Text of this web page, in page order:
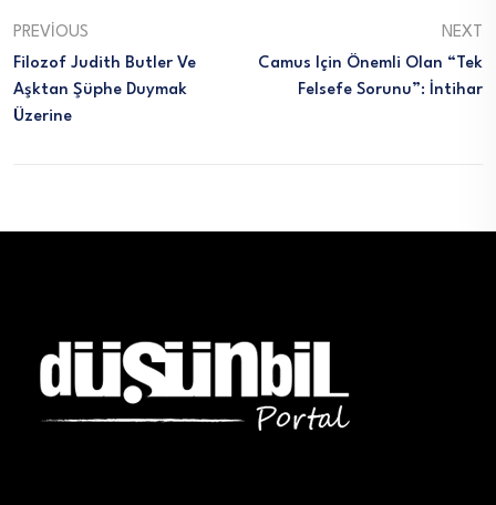
PREVIOUS
Filozof Judith Butler Ve
Aşktan Şüphe Duymak
Üzerine
NEXT
Camus Için Önemli Olan “tek
Felsefe Sorunu”: İntihar